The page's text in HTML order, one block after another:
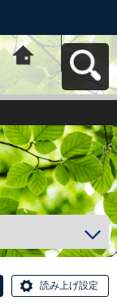
市 市民活動情報
ト「きっぴーね
と」へ戻る
読み上げ設定